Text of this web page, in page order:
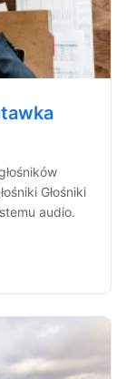
Głośniki
audio.